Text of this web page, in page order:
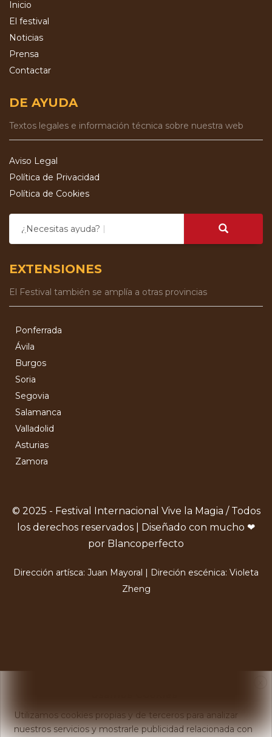
Inicio
El festival
Noticias
Prensa
Contactar
DE AYUDA
Textos legales e información técnica sobre nuestra web
Aviso Legal
Política de Privacidad
Política de Cookies
¿Necesitas ayuda?
EXTENSIONES
El Festival también se amplía a otras provincias
Ponferrada
Ávila
Burgos
Soria
Segovia
Salamanca
Valladolid
Asturias
Zamora
© 2025 - Festival Internacional Vive la Magia / Todos
los derechos reservados | Diseñado con mucho ❤
por Blancoperfecto
Dirección artísca: Juan Mayoral | Direción escénica: Violeta
Zheng
Utilizamos cookies propias y de terceros para analizar
nuestros servicios y mostrarle publicidad relacionada con